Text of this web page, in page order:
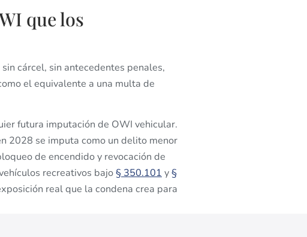
que los
sin cárcel, sin antecedentes penales,
el equivalente a una multa de
futura imputación de OWI vehicular.
2028 se imputa como un delito menor
de encendido y revocación de
recreativos bajo§ 350.101 y§
real que la condena crea para